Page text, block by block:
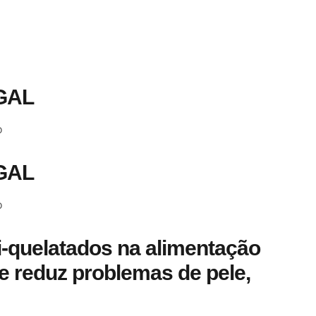
quelatados na alimentação
reduz problemas de pele,